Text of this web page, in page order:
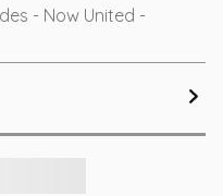
- Now United -